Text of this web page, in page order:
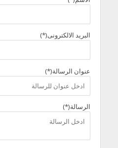
البريد الالكترونى(*)
عنوان الرسالة(*)
الرسالة(*)